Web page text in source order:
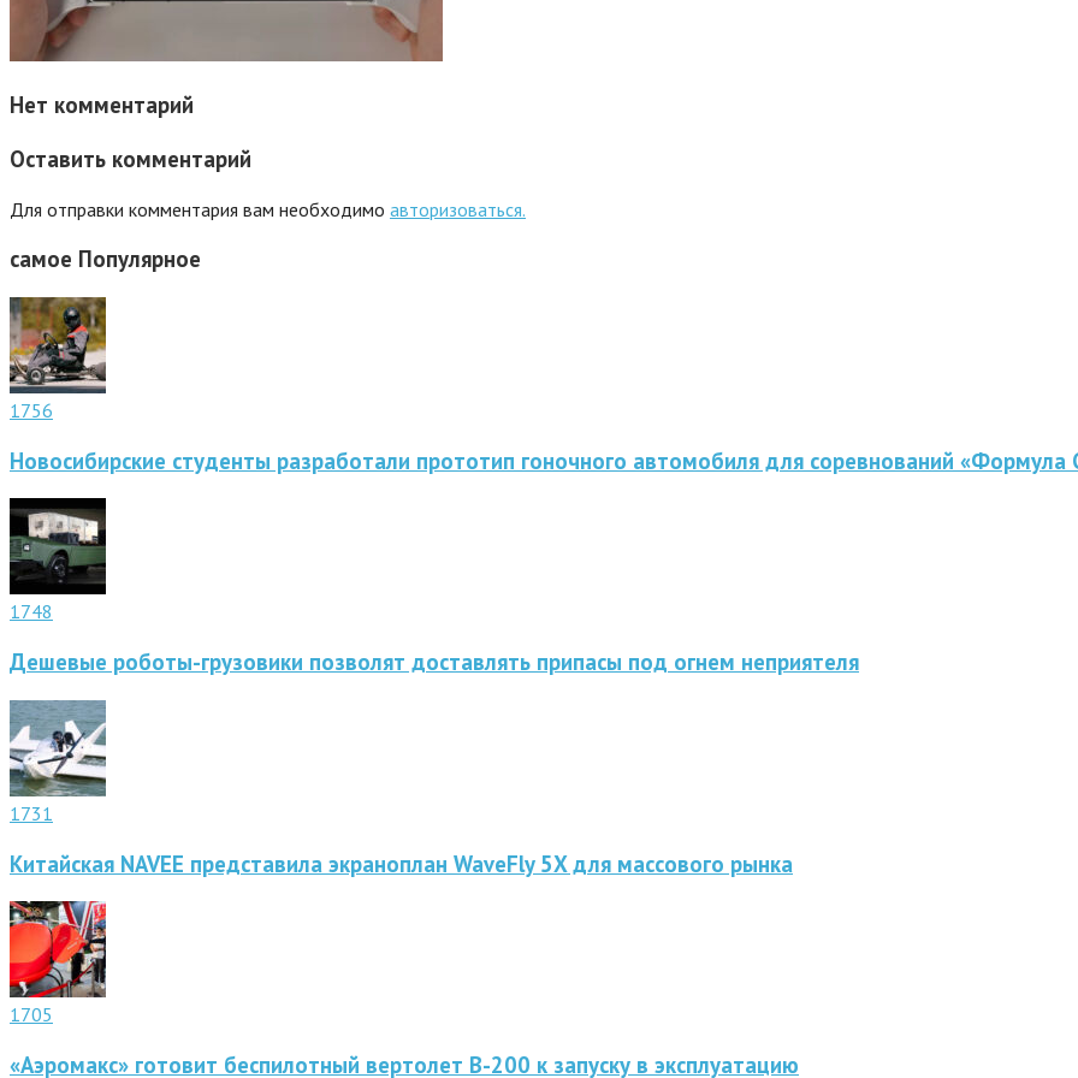
Нет комментарий
Оставить комментарий
Для отправки комментария вам необходимо авторизоваться.
самое Популярное
1756
Новосибирские студенты разработали прототип гоночного автомобиля для соревнований «Формула
1748
Дешевые роботы-грузовики позволят доставлять припасы под огнем неприятеля
1731
Китайская NAVEE представила экраноплан WaveFly 5X для массового рынка
1705
«Аэромакс» готовит беспилотный вертолет В-200 к запуску в эксплуатацию